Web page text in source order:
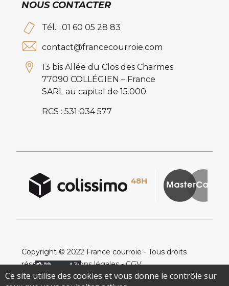
NOUS CONTACTER
Tél. : 01 60 05 28 83
contact@francecourroie.com
13 bis Allée du Clos des Charmes
77090 COLLÉGIEN – France
SARL au capital de 15.000
RCS : 531 034 577
Copyright © 2022 France courroie - Tous droits
réservés -
Mentions légales-CGV
Ce site utilise des cookies et vous donne le contrôle sur